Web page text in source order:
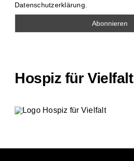
Datenschutzerklärung.
Hospiz für Vielfalt